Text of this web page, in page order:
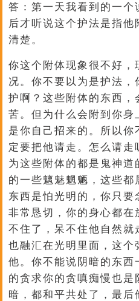
答：第一天我看到的一
后才听说这个护法是指
清楚。
你这个附体现象很不好，
况。你不要以为是护法
护啊？这些附体的东西，
苦。但为什么会附到你身
是你自己招来的。所以你
定要把他请走。怎么请走
为这些附体的都是鬼神
的一些魑魅魍魉，这些都
东西是怕光明的，你只
非常恳切，你的身心都
不住了，呆不住他自然
也融汇在光明里面，这个
他。你不能说阴暗的东
的贪求你的贪嗔痴慢也是
暗，都和平共处了，最后